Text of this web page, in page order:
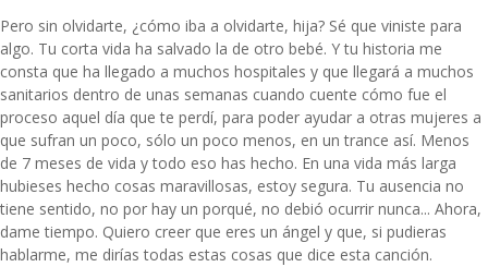
Pero sin olvidarte, ¿cómo iba a olvidarte, hija? Sé que viniste para
algo. Tu corta vida ha salvado la de otro bebé. Y tu historia me
consta que ha llegado a muchos hospitales y que llegará a muchos
sanitarios dentro de unas semanas cuando cuente cómo fue el
proceso aquel día que te perdí, para poder ayudar a otras mujeres a
que sufran un poco, sólo un poco menos, en un trance así. Menos
de 7 meses de vida y todo eso has hecho. En una vida más larga
hubieses hecho cosas maravillosas, estoy segura. Tu ausencia no
tiene sentido, no por hay un porqué, no debió ocurrir nunca... Ahora,
dame tiempo. Quiero creer que eres un ángel y que, si pudieras
hablarme, me dirías todas estas cosas que dice esta canción.